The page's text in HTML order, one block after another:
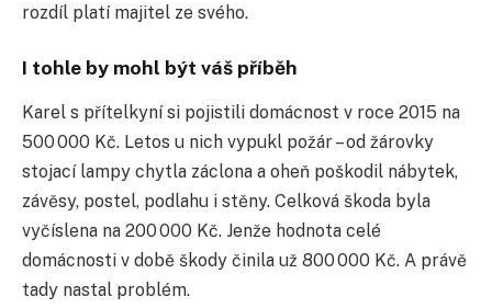
rozdíl platí majitel ze svého.
I tohle by mohl být váš příběh
Karel s přítelkyní si pojistili domácnost v roce 2015 na
500 000 Kč. Letos u nich vypukl požár – od žárovky
stojací lampy chytla záclona a oheň poškodil nábytek,
závěsy, postel, podlahu i stěny. Celková škoda byla
vyčíslena na 200 000 Kč. Jenže hodnota celé
domácnosti v době škody činila už 800 000 Kč. A právě
tady nastal problém.